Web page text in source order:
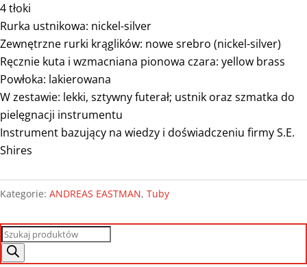
4 tłoki
Rurka ustnikowa: nickel-silver
Zewnętrzne rurki krąglików: nowe srebro (nickel-silver)
Ręcznie kuta i wzmacniana pionowa czara: yellow brass
Powłoka: lakierowana
W zestawie: lekki, sztywny futerał; ustnik oraz szmatka do
pielęgnacji instrumentu
Instrument bazujący na wiedzy i doświadczeniu firmy S.E.
Shires
Kategorie: ANDREAS EASTMAN, Tuby
Wyszukiwarka
produktów